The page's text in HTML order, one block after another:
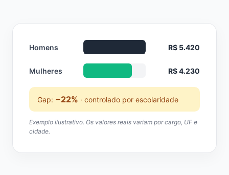
Homens R$ 5.420
Mulheres R$ 4.230
Gap: −22% · controlado por escolaridade
Exemplo ilustrativo. Os valores reais variam por cargo, UF e
cidade.